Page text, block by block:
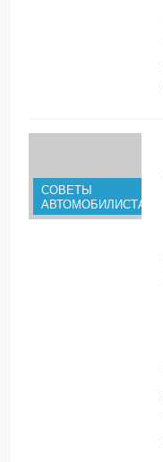
СОВЕТЫ
АВТОМОБИЛИСТАМ